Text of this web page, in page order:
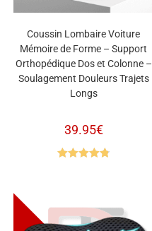
Coussin Lombaire Voiture
Mémoire de Forme – Support
Orthopédique Dos et Colonne –
Soulagement Douleurs Trajets
Longs
39.95€